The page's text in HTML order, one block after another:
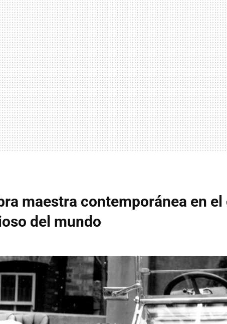
maestra contemporánea en
del mundo